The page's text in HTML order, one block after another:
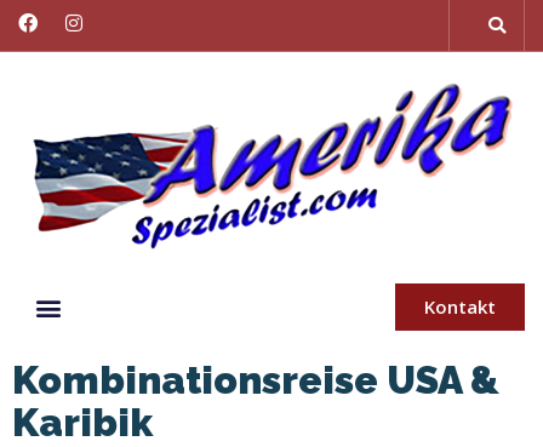
Kontakt
Kombinationsreise USA &
Karibik